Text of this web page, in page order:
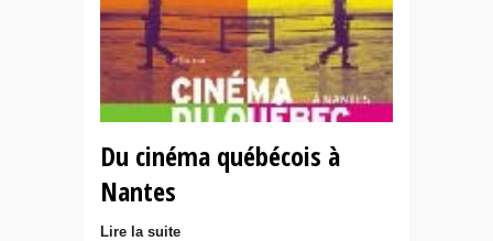
Du cinéma québécois à
Nantes
Lire la suite